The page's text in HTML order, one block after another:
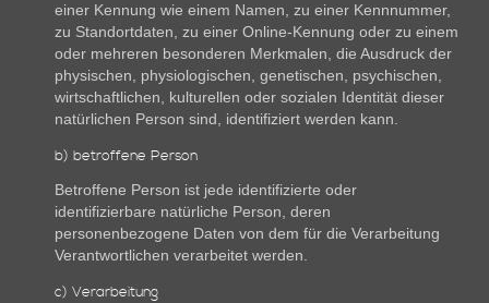
einer Kennung wie einem Namen, zu einer Kennnummer,
zu Standortdaten, zu einer Online-Kennung oder zu einem
oder mehreren besonderen Merkmalen, die Ausdruck der
physischen, physiologischen, genetischen, psychischen,
wirtschaftlichen, kulturellen oder sozialen Identität dieser
natürlichen Person sind, identifiziert werden kann.
b) betroffene Person
Betroffene Person ist jede identifizierte oder
identifizierbare natürliche Person, deren
personenbezogene Daten von dem für die Verarbeitung
Verantwortlichen verarbeitet werden.
c) Verarbeitung